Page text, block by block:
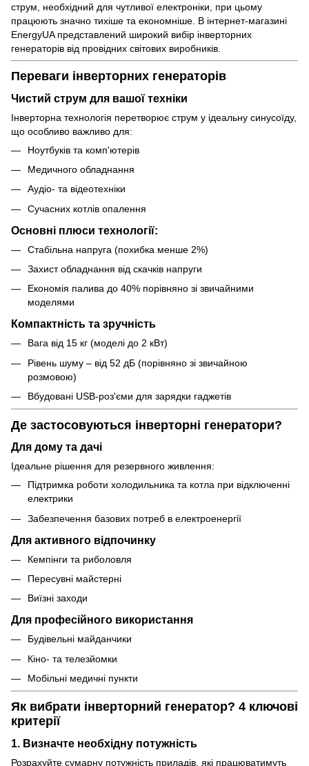
струм, необхідний для чутливої електроніки, при цьому
працюють значно тихіше та економніше. В інтернет-магазині
EnergyUA представлений широкий вибір інверторних
генераторів від провідних світових виробників.
Переваги інверторних генераторів
Чистий струм для вашої техніки
Інверторна технологія перетворює струм у ідеальну синусоїду,
що особливо важливо для:
Ноутбуків та комп'ютерів
Медичного обладнання
Аудіо- та відеотехніки
Сучасних котлів опалення
Основні плюси технології:
Стабільна напруга (похибка менше 2%)
Захист обладнання від скачків напруги
Економія палива до 40% порівняно зі звичайними
моделями
Компактність та зручність
Вага від 15 кг (моделі до 2 кВт)
Рівень шуму – від 52 дБ (порівняно зі звичайною
розмовою)
Вбудовані USB-роз'єми для зарядки гаджетів
Де застосовуються інверторні генератори?
Для дому та дачі
Ідеальне рішення для резервного живлення:
Підтримка роботи холодильника та котла при відключенні
електрики
Забезпечення базових потреб в електроенергії
Для активного відпочинку
Кемпінги та риболовля
Пересувні майстерні
Виїзні заходи
Для професійного використання
Будівельні майданчики
Кіно- та телезйомки
Мобільні медичні пункти
Як вибрати інверторний генератор? 4 ключові
критерії
1. Визначте необхідну потужність
Розрахуйте сумарну потужність приладів, які працюватимуть